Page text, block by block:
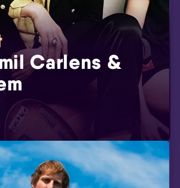
Carlens &